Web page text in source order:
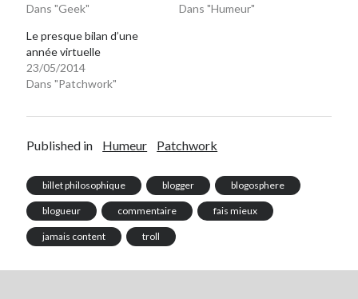
Dans "Geek"
Dans "Humeur"
Le presque bilan d’une
année virtuelle
23/05/2014
Dans "Patchwork"
Published in Humeur Patchwork
billet philosophique blogger blogosphere
blogueur commentaire fais mieux
jamais content troll